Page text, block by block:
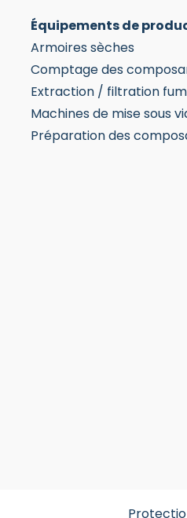
Équipements de
Armoires sèches
Comptage des
Extraction / filtration
Machines de mise sous
Préparation des